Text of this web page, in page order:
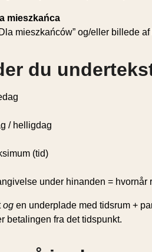
mieszkańca
Dla mieszkańców” og/eller billede
du
/ helligdag
(tid)
under hinanden = hvornår
og en underplade med tidsrum +
betalingen fra det tidspunkt.